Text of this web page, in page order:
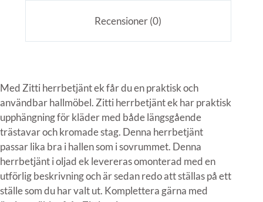
Recensioner (0)
Med Zitti herrbetjänt ek får du en praktisk och
användbar hallmöbel. Zitti herrbetjänt ek har praktisk
upphängning för kläder med både längsgående
trästavar och kromade stag. Denna herrbetjänt
passar lika bra i hallen som i sovrummet. Denna
herrbetjänt i oljad ek levereras omonterad med en
utförlig beskrivning och är sedan redo att ställas på ett
ställe som du har valt ut. Komplettera gärna med